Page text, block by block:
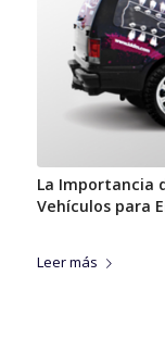
La Importancia
Vehículos para
Leer más